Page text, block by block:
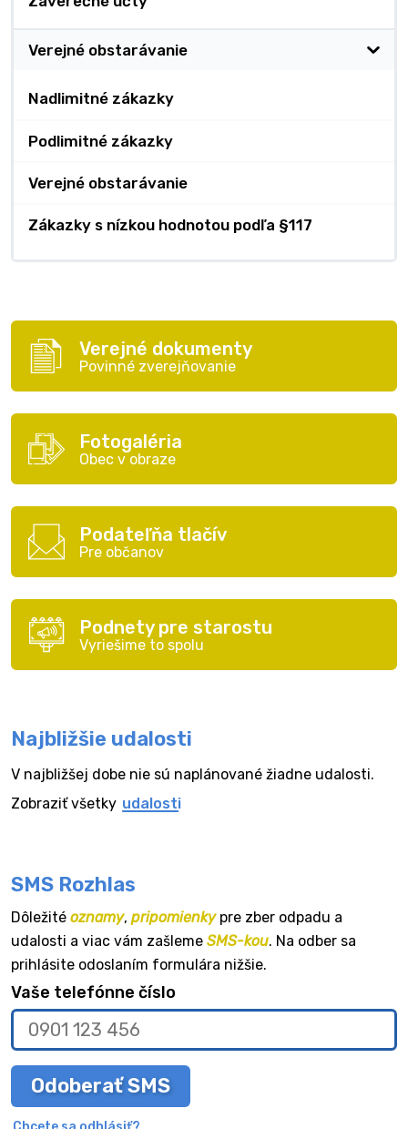
Verejné obstarávanie
Nadlimitné zákazky
Podlimitné zákazky
Verejné obstarávanie
Zákazky s nízkou hodnotou podľa §117
Verejné dokumenty
Povinné zverejňovanie
Fotogaléria
Obec v obraze
Podateľňa tlačív
Pre občanov
Podnety pre starostu
Vyriešime to spolu
Najbližšie udalosti
V najbližšej dobe nie sú naplánované žiadne udalosti.
Zobraziť všetky udalosti
SMS Rozhlas
Dôležité oznamy, pripomienkypre zber odpadu a
udalosti a viac vám zašleme SMS-kou. Na odber sa
prihlásite odoslaním formulára nižšie.
Vaše telefónne číslo
Odoberať SMS